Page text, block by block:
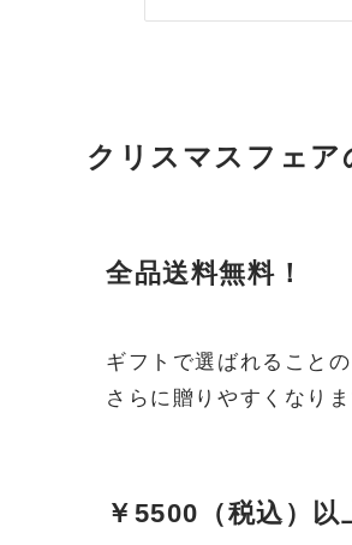
クリスマスフェア
全品送料無料！
ギフトで選ばれること
さらに贈りやすくなり
￥5500（税込）